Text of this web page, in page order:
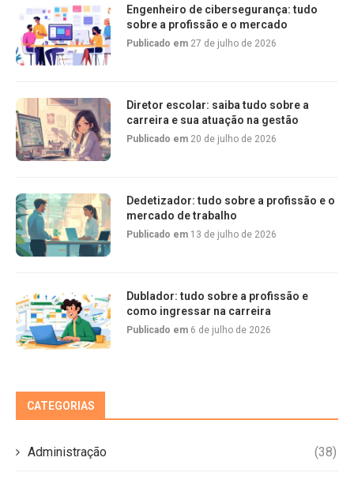
Engenheiro de cibersegurança: tudo
sobre a profissão e o mercado
Publicado em 27 de julho de 2026
Diretor escolar: saiba tudo sobre a
carreira e sua atuação na gestão
Publicado em 20 de julho de 2026
Dedetizador: tudo sobre a profissão e o
mercado de trabalho
Publicado em 13 de julho de 2026
Dublador: tudo sobre a profissão e
como ingressar na carreira
Publicado em 6 de julho de 2026
CATEGORIAS
Administração (38)